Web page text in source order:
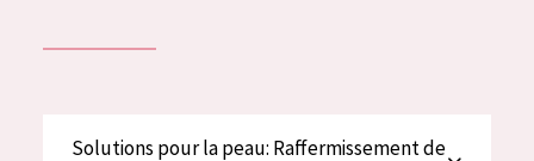
SOLUTIONS POUR LA PEAU
TOUS LES PRODUIT
Solutions pour la peau: Raffermissement de